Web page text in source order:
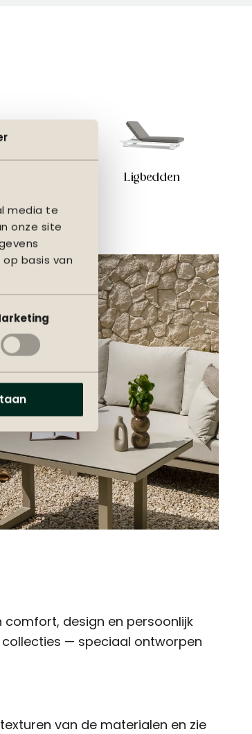
media te
onze site
basis van
Ligbedden
comfort, design en persoonlijk
— speciaal ontworpen
van de materialen en zie